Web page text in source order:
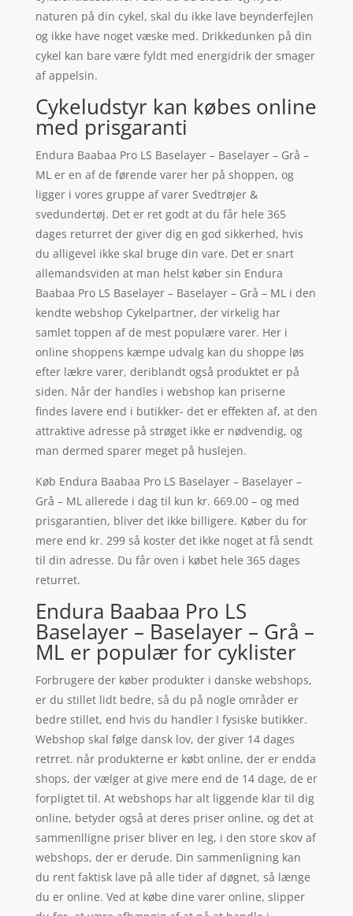
naturen på din cykel, skal du ikke lave beynderfejlen
og ikke have noget væske med. Drikkedunken på din
cykel kan bare være fyldt med energidrik der smager
af appelsin.
Cykeludstyr kan købes online
med prisgaranti
Endura Baabaa Pro LS Baselayer – Baselayer – Grå –
ML er en af de førende varer her på shoppen, og
ligger i vores gruppe af varer Svedtrøjer &
svedundertøj. Det er ret godt at du får hele 365
dages returret der giver dig en god sikkerhed, hvis
du alligevel ikke skal bruge din vare. Det er snart
allemandsviden at man helst køber sin Endura
Baabaa Pro LS Baselayer – Baselayer – Grå – ML i den
kendte webshop Cykelpartner, der virkelig har
samlet toppen af de mest populære varer. Her i
online shoppens kæmpe udvalg kan du shoppe løs
efter lækre varer, deriblandt også produktet er på
siden. Når der handles i webshop kan priserne
findes lavere end i butikker- det er effekten af, at den
attraktive adresse på strøget ikke er nødvendig, og
man dermed sparer meget på huslejen.
Køb Endura Baabaa Pro LS Baselayer – Baselayer –
Grå – ML allerede i dag til kun kr. 669.00 – og med
prisgarantien, bliver det ikke billigere. Køber du for
mere end kr. 299 så koster det ikke noget at få sendt
til din adresse. Du får oven i købet hele 365 dages
returret.
Endura Baabaa Pro LS
Baselayer – Baselayer – Grå –
ML er populær for cyklister
Forbrugere der køber produkter i danske webshops,
er du stillet lidt bedre, så du på nogle områder er
bedre stillet, end hvis du handler I fysiske butikker.
Webshop skal følge dansk lov, der giver 14 dages
retrret. når produkterne er købt online, der er endda
shops, der vælger at give mere end de 14 dage, de er
forpligtet til. At webshops har alt liggende klar til dig
online, betyder også at deres priser online, og det at
sammenlligne priser bliver en leg, i den store skov af
webshops, der er derude. Din sammenligning kan
du rent faktisk lave på alle tider af døgnet, så længe
du er online. Ved at købe dine varer online, slipper